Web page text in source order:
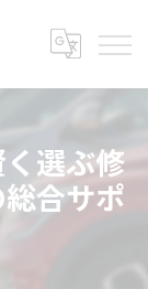
選ぶ修
合サポ